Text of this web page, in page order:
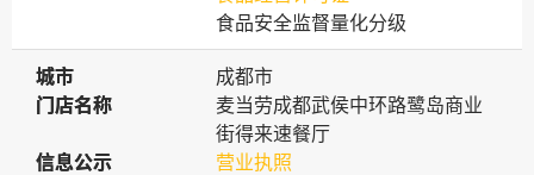
食品安全监督量化分级
城市
城市
成都市
门店名称
门店名称
麦当劳成都武侯中环路鹭岛商业
街得来速餐厅
信息公示
信息公示
营业执照